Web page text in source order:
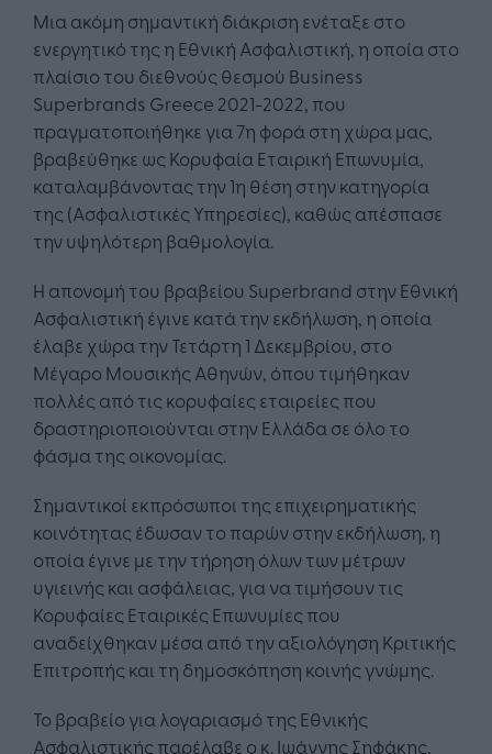
Μια ακόμη σημαντική διάκριση ενέταξε στο
ενεργητικό της η Εθνική Ασφαλιστική, η οποία στο
πλαίσιο του διεθνούς θεσμού Business
Superbrands Greece 2021-2022, που
πραγματοποιήθηκε για 7η φορά στη χώρα μας,
βραβεύθηκε ως Κορυφαία Εταιρική Επωνυμία,
καταλαμβάνοντας την 1η θέση στην κατηγορία
της (Ασφαλιστικές Υπηρεσίες), καθώς απέσπασε
την υψηλότερη βαθμολογία.
Η απονομή του βραβείου Superbrand στην Εθνική
Ασφαλιστική έγινε κατά την εκδήλωση, η οποία
έλαβε χώρα την Τετάρτη 1 Δεκεμβρίου, στο
Μέγαρο Μουσικής Αθηνών, όπου τιμήθηκαν
πολλές από τις κορυφαίες εταιρείες που
δραστηριοποιούνται στην Ελλάδα σε όλο το
φάσμα της οικονομίας.
Σημαντικοί εκπρόσωποι της επιχειρηματικής
κοινότητας έδωσαν το παρών στην εκδήλωση, η
οποία έγινε με την τήρηση όλων των μέτρων
υγιεινής και ασφάλειας, για να τιμήσουν τις
Κορυφαίες Εταιρικές Επωνυμίες που
αναδείχθηκαν μέσα από την αξιολόγηση Κριτικής
Επιτροπής και τη δημοσκόπηση κοινής γνώμης.
Το βραβείο για λογαριασμό της Εθνικής
Ασφαλιστικής παρέλαβε ο κ. Ιωάννης Σηφάκης,